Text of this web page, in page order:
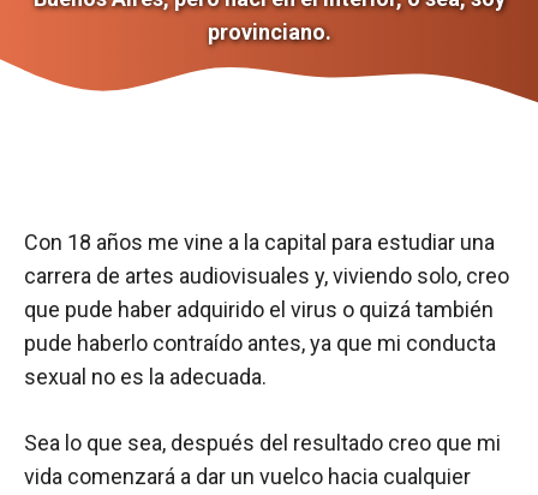
provinciano.
Con 18 años me vine a la capital para estudiar una
carrera de artes audiovisuales y, viviendo solo, creo
que pude haber adquirido el virus o quizá también
pude haberlo contraído antes, ya que mi conducta
sexual no es la adecuada.
Sea lo que sea, después del resultado creo que mi
vida comenzará a dar un vuelco hacia cualquier